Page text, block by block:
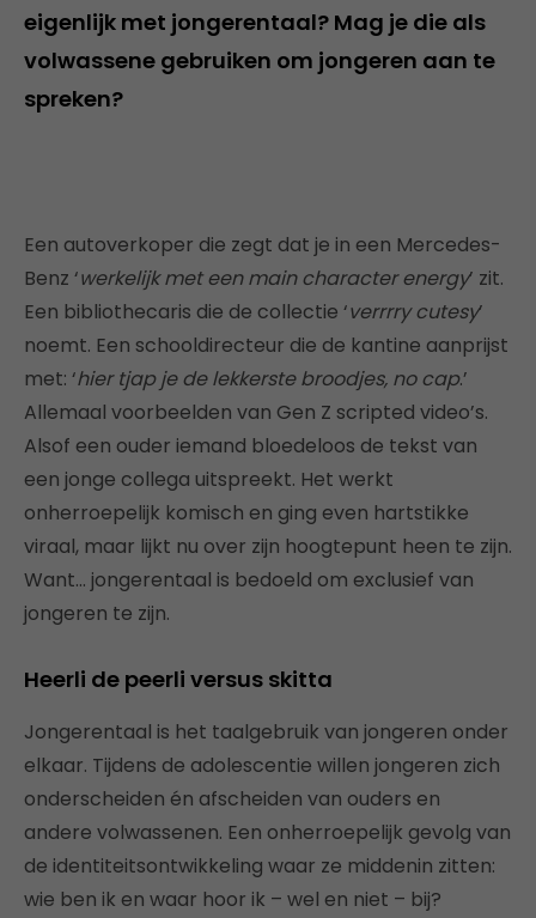
eigenlijk met jongerentaal? Mag je die als
volwassene gebruiken om jongeren aan te
spreken?
Een autoverkoper die zegt dat je in een Mercedes-
Benz ‘werkelijk met een main character energy’ zit.
Een bibliothecaris die de collectie ‘verrrry cutesy’
noemt. Een schooldirecteur die de kantine aanprijst
met: ‘hier tjap je de lekkerste broodjes, no cap.’
Allemaal voorbeelden van Gen Z scripted video’s.
Alsof een ouder iemand bloedeloos de tekst van
een jonge collega uitspreekt. Het werkt
onherroepelijk komisch en ging even hartstikke
viraal, maar lijkt nu over zijn hoogtepunt heen te zijn.
Want… jongerentaal is bedoeld om exclusief van
jongeren te zijn.
Heerli de peerli versus skitta
Jongerentaal is het taalgebruik van jongeren onder
elkaar. Tijdens de adolescentie willen jongeren zich
onderscheiden én afscheiden van ouders en
andere volwassenen. Een onherroepelijk gevolg van
de identiteitsontwikkeling waar ze middenin zitten:
wie ben ik en waar hoor ik – wel en niet – bij?